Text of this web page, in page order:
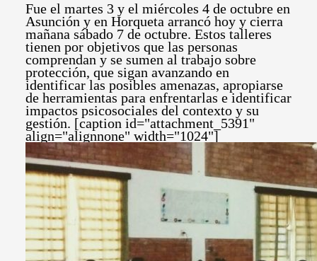
Fue el martes 3 y el miércoles 4 de octubre en
Asunción y en Horqueta arrancó hoy y cierra
mañana sábado 7 de octubre. Estos talleres
tienen por objetivos que las personas
comprendan y se sumen al trabajo sobre
protección, que sigan avanzando en
identificar las posibles amenazas, apropiarse
de herramientas para enfrentarlas e identificar
impactos psicosociales del contexto y su
gestión. [caption id="attachment_5391"
align="alignnone" width="1024"]